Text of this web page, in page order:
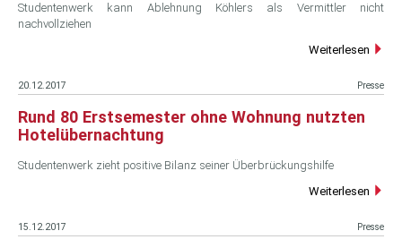
Studentenwerk kann Ablehnung Köhlers als Vermittler nicht
nachvollziehen
Weiterlesen
20.12.2017 Presse
Rund 80 Erstsemester ohne Wohnung nutzten
Hotelübernachtung
Studentenwerk zieht positive Bilanz seiner Überbrückungshilfe
Weiterlesen
15.12.2017 Presse